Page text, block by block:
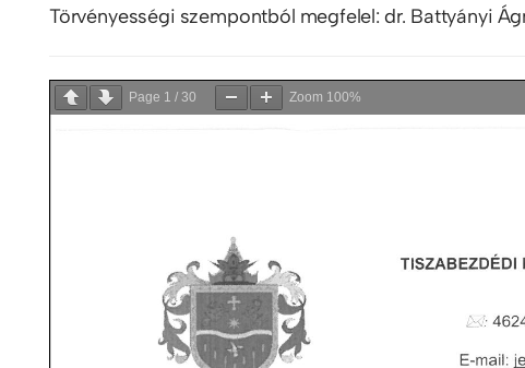
Törvényességi szempontból megfelel: dr. Battyányi
Page 1 / 30 Zoom 100%